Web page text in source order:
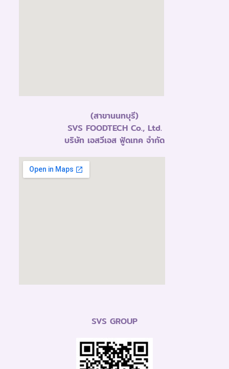
(สาขานนทบุรี)
SVS FOODTECH Co., Ltd.
บริษัท เอสวีเอส ฟู้ดเทค จำกัด
SVS GROUP